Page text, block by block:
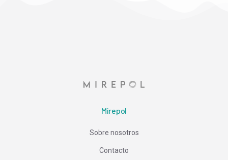
Mirepol
Sobre nosotros
Contacto